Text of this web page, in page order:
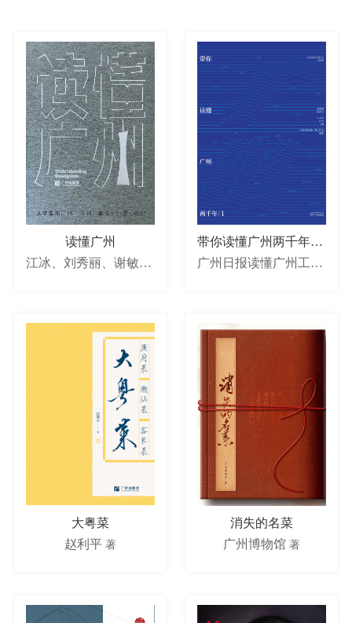
读懂广州
江冰、刘秀丽、谢敏玉、杨汤琛等编
著
带你读懂广州两千年--精装版
广州日报读懂广州工作室
大粤菜
赵利平 著
消失的名菜
广州博物馆著